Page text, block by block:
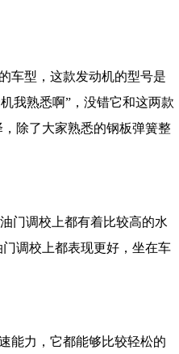
车型，这款发动机的型号是
我熟悉啊”，没错它和这两款
除了大家熟悉的钢板弹簧整
门调校上都有着比较高的水
调校上都表现更好，坐在车
能力，它都能够比较轻松的